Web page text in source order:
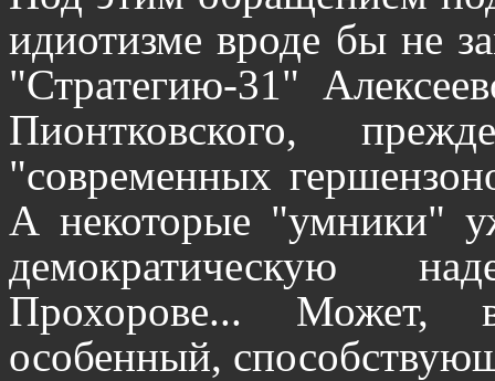
идиотизме вроде бы не
"Стратегию-31"
Пионтковского,
"современных
А некоторые "умники"
демократическую
Прохорове... Может,
особенный,